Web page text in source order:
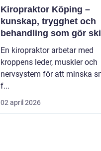
Kiropraktor Köping –
kunskap, trygghet och
behandling som gör
En kiropraktor arbetar med
kroppens leder, muskler och
nervsystem för att minska
f...
02 april 2026